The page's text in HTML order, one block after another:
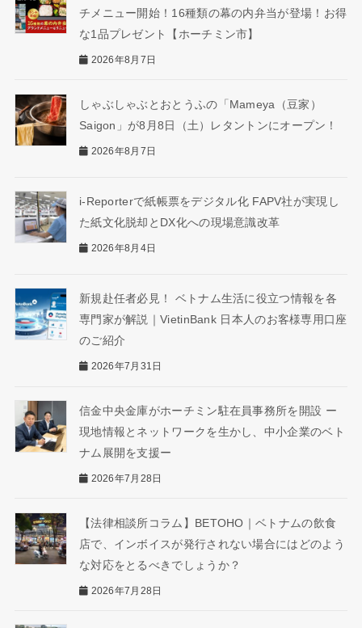
チメニュー開始！16種類の幕の内弁当が登場！お得
な1品プレゼント【ホーチミン市】
2026年8月7日
しゃぶしゃぶとおとうふの「Mameya（豆家）
Saigon」が8月8日（土）レタントンにオープン！
2026年8月7日
i-Reporterで紙帳票をデジタル化 FAPV社が実現し
た紙文化脱却とDX化への現場意識改革
2026年8月4日
新規赴任者必見！ ベトナム生活に役立つ情報を各
専門家が解説｜VietinBank 日本人のお客様専用口座
のご紹介
2026年7月31日
信金中央金庫がホーチミン駐在員事務所を開設 ー
現地情報とネットワークを生かし、中小企業のベト
ナム展開を支援ー
2026年7月28日
【法律相談所コラム】BETOHO｜ベトナムの飲食
店で、インボイスが発行されない場合にはどのよう
な対応をとるべきでしょうか？
2026年7月28日